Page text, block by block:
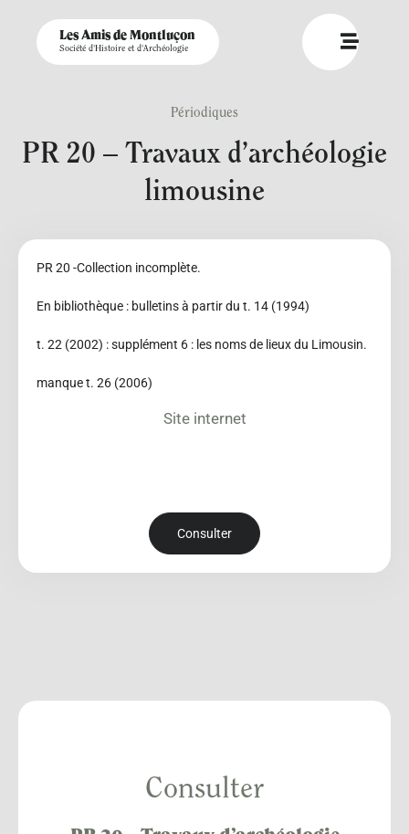
Les Amis de Montluçon
Société d'Histoire et d'Archéologie
Périodiques
PR 20 – Travaux d’archéologie
limousine
PR 20 -Collection incomplète.
En bibliothèque : bulletins à partir du t. 14 (1994)
t. 22 (2002) : supplément 6 : les noms de lieux du Limousin.
manque t. 26 (2006)
Site internet
Consulter
Consulter